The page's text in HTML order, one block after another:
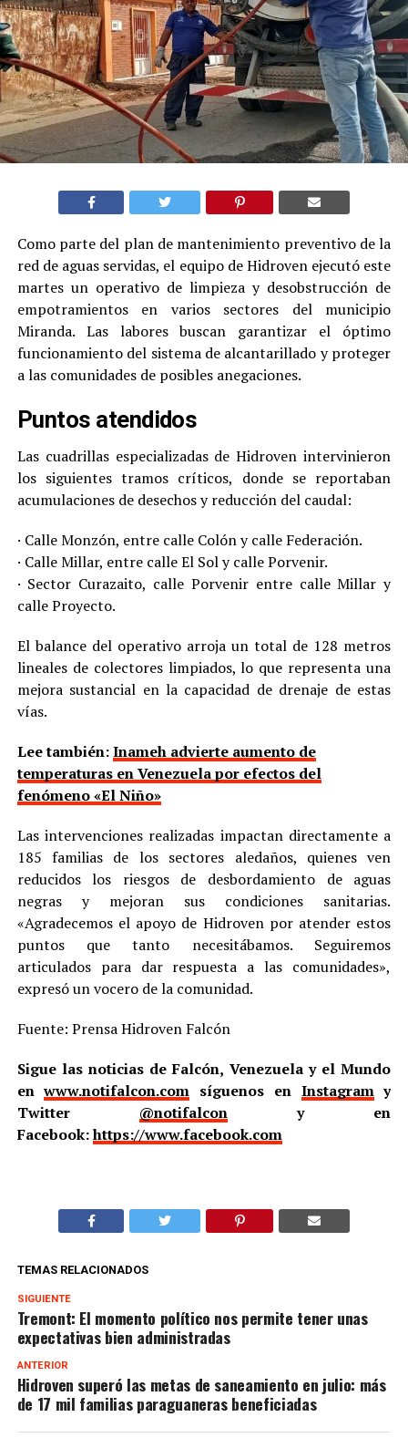
Como parte del plan de mantenimiento preventivo de la
red de aguas servidas, el equipo de Hidroven ejecutó este
martes un operativo de limpieza y desobstrucción de
empotramientos en varios sectores del municipio
Miranda. Las labores buscan garantizar el óptimo
funcionamiento del sistema de alcantarillado y proteger
a las comunidades de posibles anegaciones.
Puntos atendidos
Las cuadrillas especializadas de Hidroven intervinieron
los siguientes tramos críticos, donde se reportaban
acumulaciones de desechos y reducción del caudal:
· Calle Monzón, entre calle Colón y calle Federación.
· Calle Millar, entre calle El Sol y calle Porvenir.
· Sector Curazaito, calle Porvenir entre calle Millar y
calle Proyecto.
El balance del operativo arroja un total de 128 metros
lineales de colectores limpiados, lo que representa una
mejora sustancial en la capacidad de drenaje de estas
vías.
Lee también:Inameh advierte aumento de
temperaturas en Venezuela por efectos del
fenómeno «El Niño»
Las intervenciones realizadas impactan directamente a
185 familias de los sectores aledaños, quienes ven
reducidos los riesgos de desbordamiento de aguas
negras y mejoran sus condiciones sanitarias.
«Agradecemos el apoyo de Hidroven por atender estos
puntos que tanto necesitábamos. Seguiremos
articulados para dar respuesta a las comunidades»,
expresó un vocero de la comunidad.
Fuente: Prensa Hidroven Falcón
Sigue las noticias de Falcón, Venezuela y el Mundo
enwww.notifalcon.com síguenos en Instagramy
Twitter @notifalcony en
Facebook:https://www.facebook.com
TEMAS RELACIONADOS
SIGUIENTE
Tremont: El momento político nos permite tener unas
expectativas bien administradas
ANTERIOR
Hidroven superó las metas de saneamiento en julio: más
de 17 mil familias paraguaneras beneficiadas